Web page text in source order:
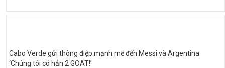
Cabo Verde gửi thông điệp mạnh mẽ đến Messi và Argentina:
‘Chúng tôi có hẳn 2 GOAT!’